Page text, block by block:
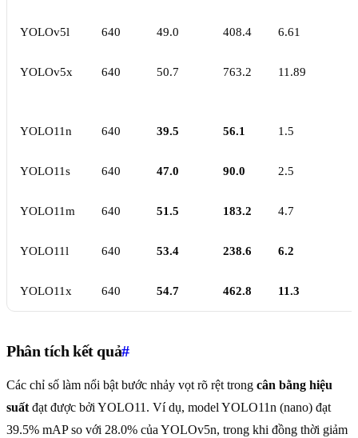
YOLOv5l 640 49.0 408.4 6.61
YOLOv5x 640 50.7 763.2 11.89
YOLO11n 640 39.5 56.1 1.5
YOLO11s 640 47.0 90.0 2.5
YOLO11m 640 51.5 183.2 4.7
YOLO11l 640 53.4 238.6 6.2
YOLO11x 640 54.7 462.8 11.3
Phân tích kết quả#
Các chỉ số làm nổi bật bước nhảy vọt rõ rệt trong cân bằng hiệu
suất đạt được bởi YOLO11. Ví dụ, model YOLO11n (nano) đạt
39.5% mAP so với 28.0% của YOLOv5n, trong khi đồng thời giảm